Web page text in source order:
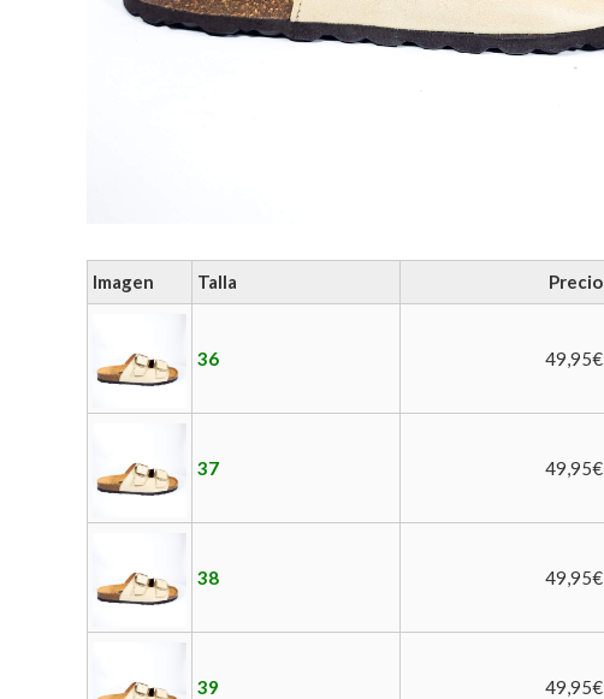
Imagen Talla Precio
36 49,95€
37 49,95€
38 49,95€
39 49,95€